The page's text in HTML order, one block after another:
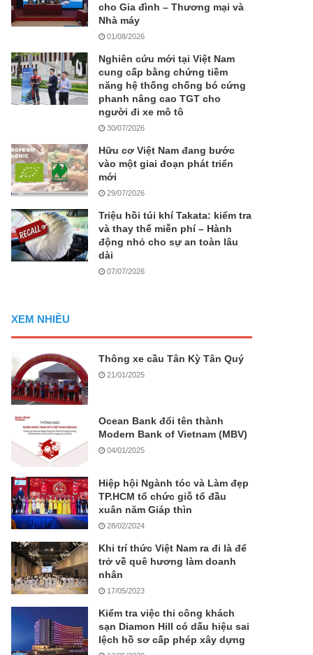
cho Gia đình – Thương mại và
Nhà máy
01/08/2026
Nghiên cứu mới tại Việt Nam
cung cấp bằng chứng tiềm
năng hệ thống chống bó cứng
phanh nâng cao TGT cho
người đi xe mô tô
30/07/2026
Hữu cơ Việt Nam đang bước
vào một giai đoạn phát triển
mới
29/07/2026
Triệu hồi túi khí Takata: kiểm tra
và thay thế miễn phí – Hành
động nhỏ cho sự an toàn lâu
dài
07/07/2026
XEM NHIỀU
Thông xe cầu Tân Kỳ Tân Quý
21/01/2025
Ocean Bank đổi tên thành
Modern Bank of Vietnam (MBV)
04/01/2025
Hiệp hội Ngành tóc và Làm đẹp
TP.HCM tổ chức giỗ tổ đầu
xuân năm Giáp thìn
28/02/2024
Khi trí thức Việt Nam ra đi là để
trở về quê hương làm doanh
nhân
17/05/2023
Kiểm tra việc thi công khách
sạn Diamon Hill có dấu hiệu sai
lệch hồ sơ cấp phép xây dựng